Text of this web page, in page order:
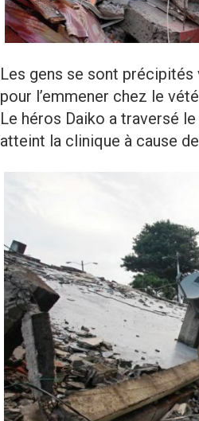
Les gens se sont précipités
pour l’emmener chez le
Le héros Daiko a traversé
atteint la clinique à cause